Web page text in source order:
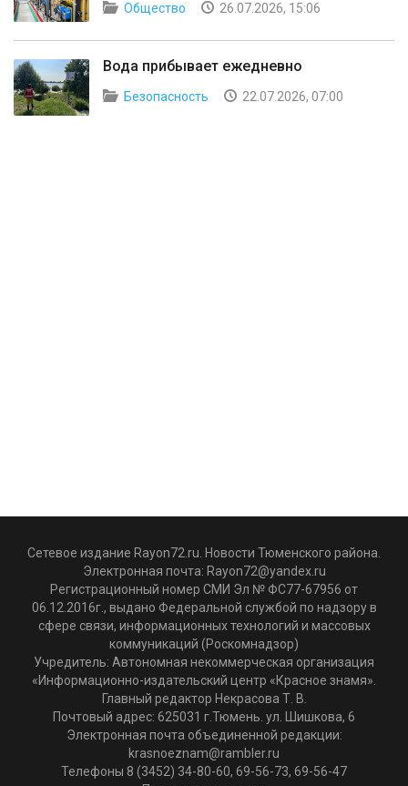
Общество 26.07.2026, 15:06
Вода прибывает ежедневно
Безопасность 22.07.2026, 07:00
Сетевое издание Rayon72.ru. Новости Тюменского района.
Электронная почта: Rayon72@yandex.ru
Регистрационный номер СМИ Эл № ФС77-67956 от
06.12.2016г., выдано Федеральной службой по надзору в
сфере связи, информационных технологий и массовых
коммуникаций (Роскомнадзор)
Учредитель: Автономная некоммерческая организация
«Информационно-издательский центр «Красное знамя».
Главный редактор Некрасова Т. В.
Почтовый адрес: 625031 г.Тюмень. ул. Шишкова, 6
Электронная почта объединенной редакции:
krasnoeznam@rambler.ru
Телефоны 8 (3452) 34-80-60, 69-56-73, 69-56-47